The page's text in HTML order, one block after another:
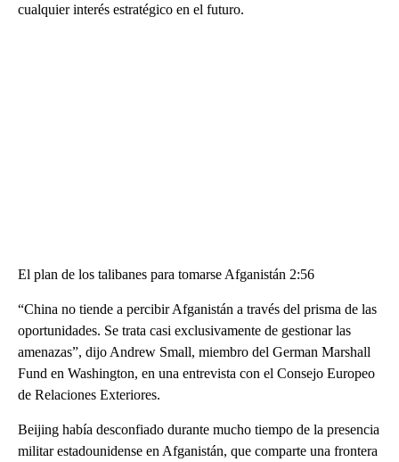
cualquier interés estratégico en el futuro.
El plan de los talibanes para tomarse Afganistán 2:56
“China no tiende a percibir Afganistán a través del prisma de las
oportunidades. Se trata casi exclusivamente de gestionar las
amenazas”, dijo Andrew Small, miembro del German Marshall
Fund en Washington, en una entrevista con el Consejo Europeo
de Relaciones Exteriores.
Beijing había desconfiado durante mucho tiempo de la presencia
militar estadounidense en Afganistán, que comparte una frontera